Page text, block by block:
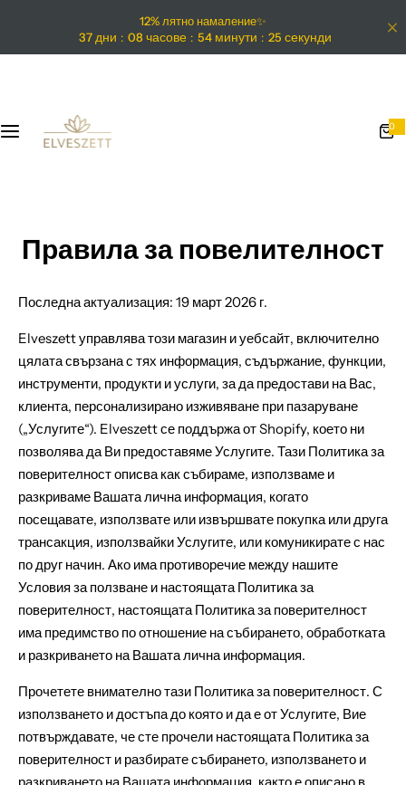
12% лятно намаление✨
37дни 08 часове 54 минути 24 секунди
0
0
i
Правила за повелителност
Последна актуализация: 19 март 2026 г.
Elveszett управлява този магазин и уебсайт, включително
цялата свързана с тях информация, съдържание, функции,
инструменти, продукти и услуги, за да предостави на Вас,
клиента, персонализирано изживяване при пазаруване
(„Услугите“). Elveszett се поддържа от Shopify, което ни
позволява да Ви предоставяме Услугите. Тази Политика за
поверителност описва как събираме, използваме и
разкриваме Вашата лична информация, когато
посещавате, използвате или извършвате покупка или друга
трансакция, използвайки Услугите, или комуникирате с нас
по друг начин. Ако има противоречие между нашите
Условия за ползване и настоящата Политика за
поверителност, настоящата Политика за поверителност
има предимство по отношение на събирането, обработката
и разкриването на Вашата лична информация.
Прочетете внимателно тази Политика за поверителност. С
използването и достъпа до която и да е от Услугите, Вие
потвърждавате, че сте прочели настоящата Политика за
поверителност и разбирате събирането, използването и
i
o